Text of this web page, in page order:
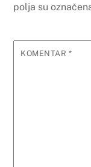
polja su
KOMENTAR*